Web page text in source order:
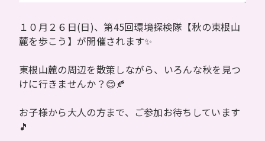
１０月２６日(日)、第45回環境探検隊【秋の東根山
麓を歩こう】が開催されます✨
東根山麓の周辺を散策しながら、いろんな秋を見つ
けに行きませんか？😊🍂
お子様から大人の方まで、ご参加お待ちしています
🎵